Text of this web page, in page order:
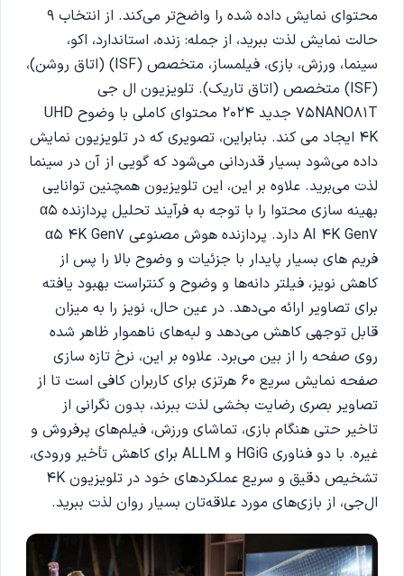
محتوای نمایش داده شده را واضح‌تر می‌کند. از انتخاب 9
حالت نمایش لذت ببرید، از جمله: زنده، استاندارد، اکو،
سینما، ورزش، بازی، فیلمساز، متخصص (ISF) (اتاق روشن)،
(ISF) متخصص (اتاق تاریک). تلویزیون ال جی
75NANO81T جدید 2024 محتوای کاملی با وضوح UHD
4K ایجاد می کند. بنابراین، تصویری که در تلویزیون نمایش
داده می‌شود بسیار قدردانی می‌شود که گویی از آن در سینما
لذت می‌برید. علاوه بر این، این تلویزیون همچنین توانایی
بهینه سازی محتوا را با توجه به فرآیند تحلیل پردازنده α5
AI 4K Gen7 دارد. پردازنده هوش مصنوعی α5 4K Gen7
فریم های بسیار پایدار با جزئیات و وضوح بالا را پس از
کاهش نویز، فیلتر دانه‌ها و وضوح و کنتراست بهبود یافته
برای تصاویر ارائه می‌دهد. در عین حال، نویز را به میزان
قابل توجهی کاهش می‌دهد و لبه‌های ناهموار ظاهر شده
روی صفحه را از بین می‌برد. علاوه بر این، نرخ تازه سازی
صفحه نمایش سریع 60 هرتزی برای کاربران کافی است تا از
تصاویر بصری رضایت بخشی لذت ببرند، بدون نگرانی از
تاخیر حتی هنگام بازی، تماشای ورزش، فیلم‌های پرفروش و
غیره. با دو فناوری HGiG و ALLM برای کاهش تأخیر ورودی،
تشخیص دقیق و سریع عملکردهای خود در تلویزیون 4K
ال‌جی، از بازی‌های مورد علاقه‌تان بسیار روان لذت ببرید.